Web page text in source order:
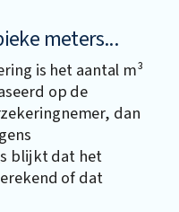
meters...
is het aantal m³
op de
dan
blijkt dat het
of dat